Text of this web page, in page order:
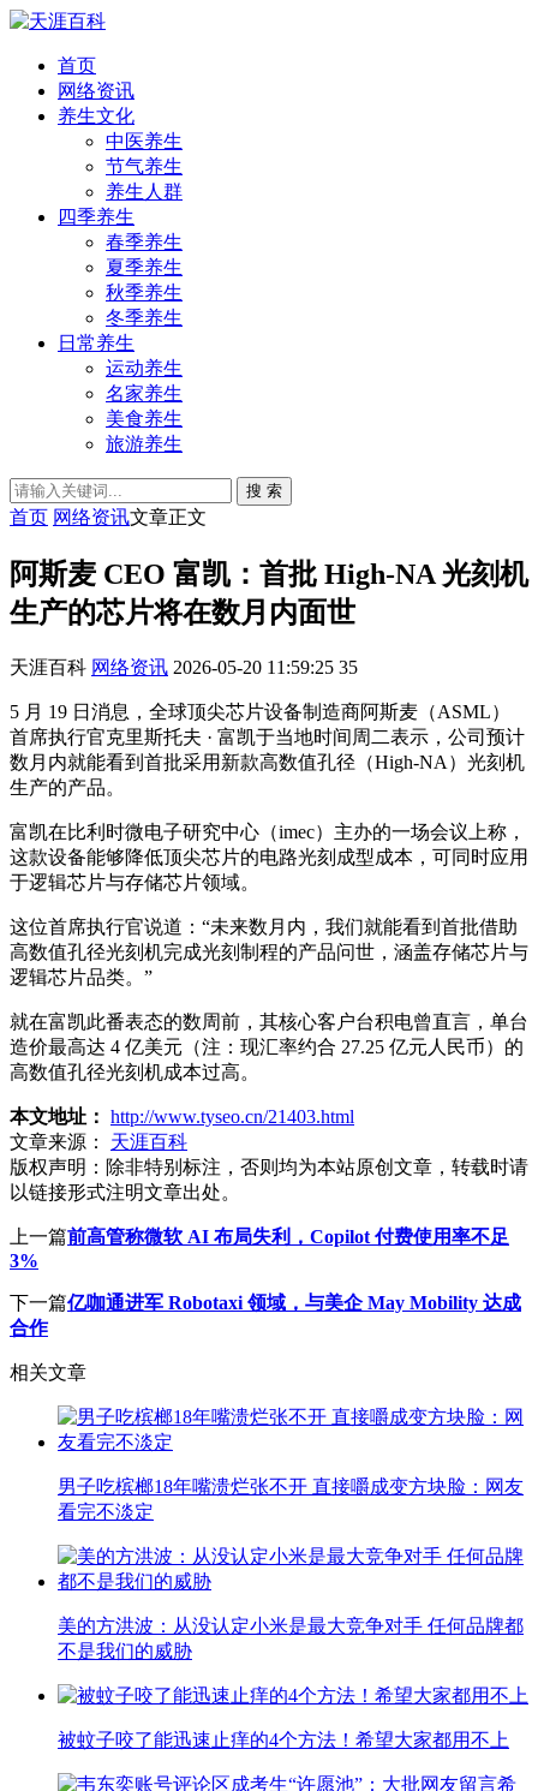
首页
网络资讯
养生文化
中医养生
节气养生
养生人群
四季养生
春季养生
夏季养生
秋季养生
冬季养生
日常养生
运动养生
名家养生
美食养生
旅游养生
搜 索
首页 网络资讯文章正文
阿斯麦 CEO 富凯：首批 High-NA 光刻机
生产的芯片将在数月内面世
天涯百科 网络资讯 2026-05-20 11:59:25 35
5 月 19 日消息，全球顶尖芯片设备制造商阿斯麦（ASML）
首席执行官克里斯托夫 · 富凯于当地时间周二表示，公司预计
数月内就能看到首批采用新款高数值孔径（High-NA）光刻机
生产的产品。
富凯在比利时微电子研究中心（imec）主办的一场会议上称，
这款设备能够降低顶尖芯片的电路光刻成型成本，可同时应用
于逻辑芯片与存储芯片领域。
这位首席执行官说道：“未来数月内，我们就能看到首批借助
高数值孔径光刻机完成光刻制程的产品问世，涵盖存储芯片与
逻辑芯片品类。”
就在富凯此番表态的数周前，其核心客户台积电曾直言，单台
造价最高达 4 亿美元（注：现汇率约合 27.25 亿元人民币）的
高数值孔径光刻机成本过高。
本文地址： http://www.tyseo.cn/21403.html
文章来源：
天涯百科
版权声明： 除非特别标注，否则均为本站原创文章，转载时请
以链接形式注明文章出处。
上一篇前高管称微软 AI 布局失利，Copilot 付费使用率不足
3%
下一篇亿咖通进军 Robotaxi 领域，与美企 May Mobility 达成
合作
相关文章
男子吃槟榔18年嘴溃烂张不开 直接嚼成变方块脸：网友
看完不淡定
美的方洪波：从没认定小米是最大竞争对手 任何品牌都
不是我们的威胁
被蚊子咬了能迅速止痒的4个方法！希望大家都用不上